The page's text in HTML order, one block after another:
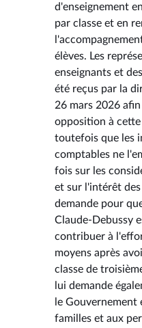
d'enseignement
par classe et en
élèves. Les
enseignants et
été reçus par la
26 mars 2026
opposition à
toutefois que les
comptables ne
fois sur les
et sur l'intérêt des
demande pour
Claude-Debussy
contribuer à
moyens après
classe de
lui demande
le Gouvernement
familles et aux